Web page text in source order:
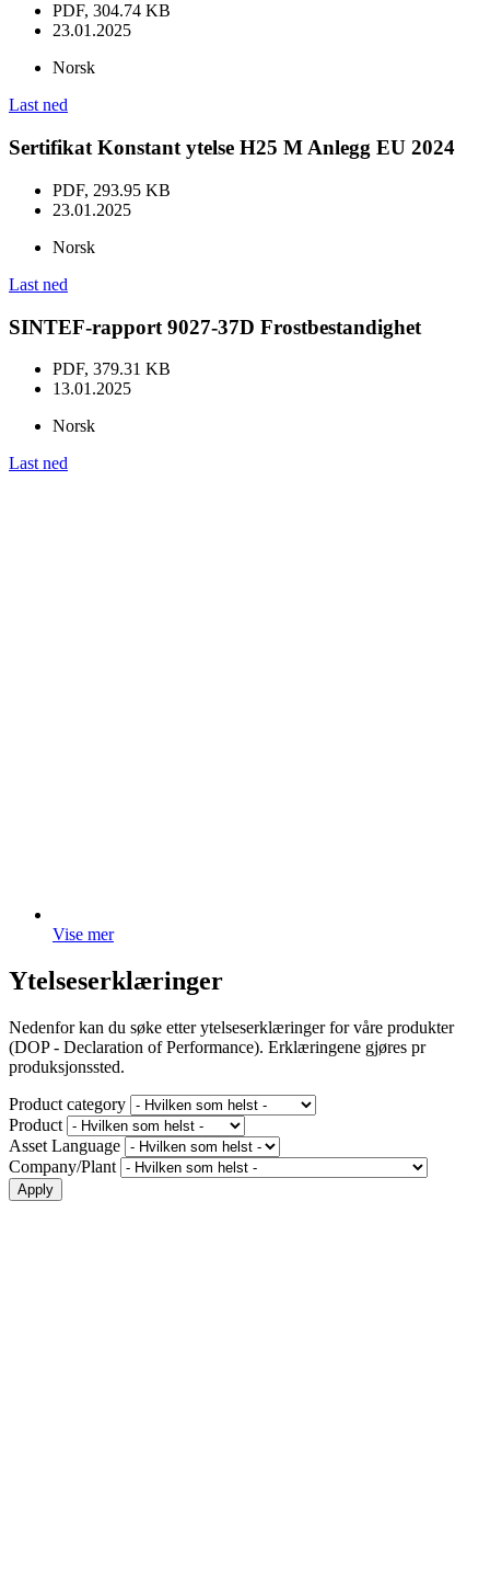
PDF, 304.74 KB
23.01.2025
Norsk
Last ned
Sertifikat Konstant ytelse H25 M Anlegg EU 2024
PDF, 293.95 KB
23.01.2025
Norsk
Last ned
SINTEF-rapport 9027-37D Frostbestandighet
PDF, 379.31 KB
13.01.2025
Norsk
Last ned
Vise mer
Ytelseserklæringer
Nedenfor kan du søke etter ytelseserklæringer for våre produkter
(DOP - Declaration of Performance). Erklæringene gjøres pr
produksjonssted.
Product category
Product
Asset Language
Company/Plant